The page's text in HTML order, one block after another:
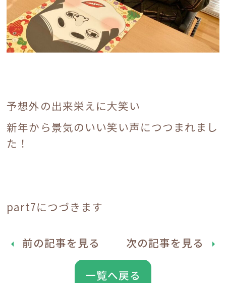
予想外の出来栄えに大笑い
新年から景気のいい笑い声につつまれまし
た！
part7につづきます
arrow_left 前の記事を見る 次の記事を見る arrow_right
一覧へ戻る